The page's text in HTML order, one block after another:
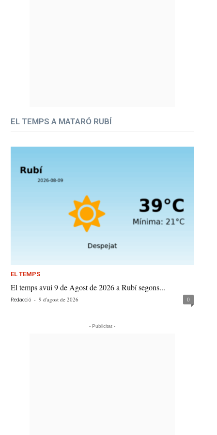
EL TEMPS A MATARÓ RUBÍ
EL TEMPS
El temps avui 9 de Agost de 2026 a Rubí segons...
Redacció - 9 d'agost de 2026 0
- Publicitat -